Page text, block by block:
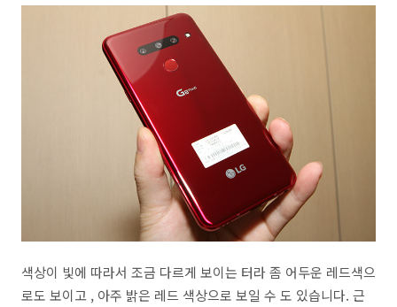
색상이 빛에 따라서 조금 다르게 보이는 터라 좀 어두운 레드색으
로도 보이고 , 아주 밝은 레드 색상으로 보일 수 도 있습니다. 근